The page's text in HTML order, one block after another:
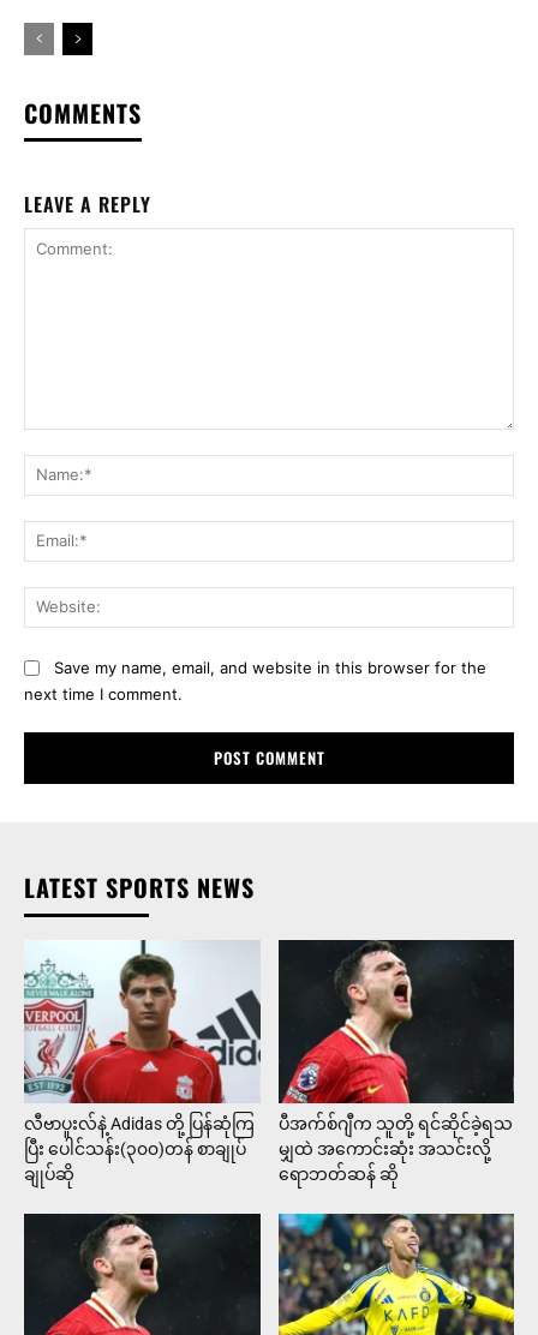
COMMENTS
LEAVE A REPLY
Save my name, email, and website in this browser for the
next time I comment.
LATEST SPORTS NEWS
လီဗာပူးလ်နဲ့ Adidas တို့ ပြန်ဆုံကြ
ပြီး ပေါင်သန်း(၃၀၀)တန် စာချုပ်
ချုပ်ဆို
ပီအက်စ်ဂျီက သူတို့ ရင်ဆိုင်ခဲ့ရသ
မျှထဲ အကောင်းဆုံး အသင်းလို့
ရောဘတ်ဆန် ဆို